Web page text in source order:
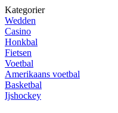
Kategorier
Wedden
Casino
Honkbal
Fietsen
Voetbal
Amerikaans voetbal
Basketbal
Ijshockey